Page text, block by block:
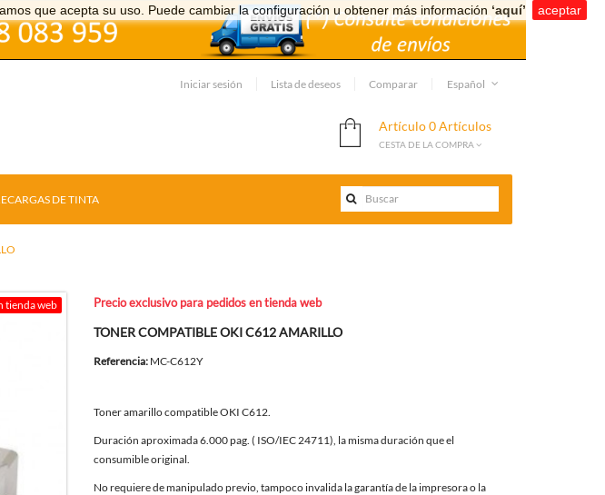
que acepta su uso. Puede cambiar la configuración u obtener más información ‘aquí’ aceptar
Español
Iniciar sesión Lista de deseos Comparar
Artículo0 Artículos
CESTA DE LA COMPRA
DE TINTA
tienda web Precio exclusivo para pedidos en tienda web
TONER COMPATIBLE OKI C612 AMARILLO
Referencia: MC-C612Y
Toner amarillo compatible OKI C612.
Duración aproximada 6.000 pag. ( ISO/IEC 24711), la misma duración que el
consumible original.
No requiere de manipulado previo, tampoco invalida la garantía de la impresora o la